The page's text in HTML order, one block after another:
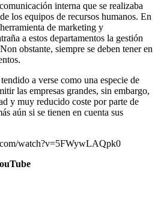
interna que se realizaba
los equipos de recursos humanos. En
de marketing y
a estos departamentos la gestión
obstante, siempre se deben tener en
a verse como una especie de
las empresas grandes, sin embargo,
y muy reducido coste por parte de
aún si se tienen en cuenta sus
watch?v=5FWywLAQpk0